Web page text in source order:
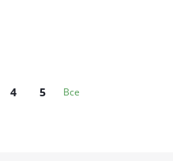
4 5 Все